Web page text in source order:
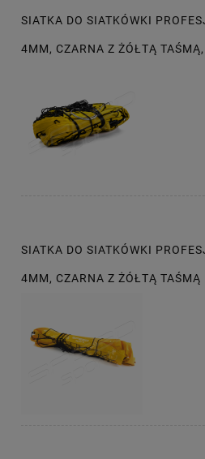
SIATKA DO SIATKÓWKI
4MM, CZARNA Z ŻÓŁTĄ
SIATKA DO SIATKÓWKI
4MM, CZARNA Z ŻÓŁTĄ TAŚMĄ